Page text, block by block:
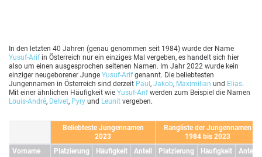
In den letzten 40 Jahren (genau genommen seit 1984) wurde der Name
Yusuf-Arif in Österreich nur ein einziges Mal vergeben, es handelt sich hier
also um einen ausgesprochen seltenen Namen. Im Jahr 2022 wurde kein
einziger neugeborener Junge Yusuf-Arif genannt. Die beliebtesten
Jungennamen in Österreich sind derzeit Paul , Jakob, Maximilian und Elias.
Mit einer ähnlichen Häufigkeit wie Yusuf-Arif werden zum Beispiel die Namen
Louis-André, Delvet, Pyry und Leunit vergeben.
Beliebteste Jungennamen
2023
Rangliste der Jungennamen
1984 bis 2023
Vorname
Platzierung Häufigkeit Anteil Platzierung Häufigkeit
Anteil